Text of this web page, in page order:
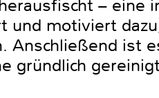
– eine
und motiviert
Anschließend ist
gründlich